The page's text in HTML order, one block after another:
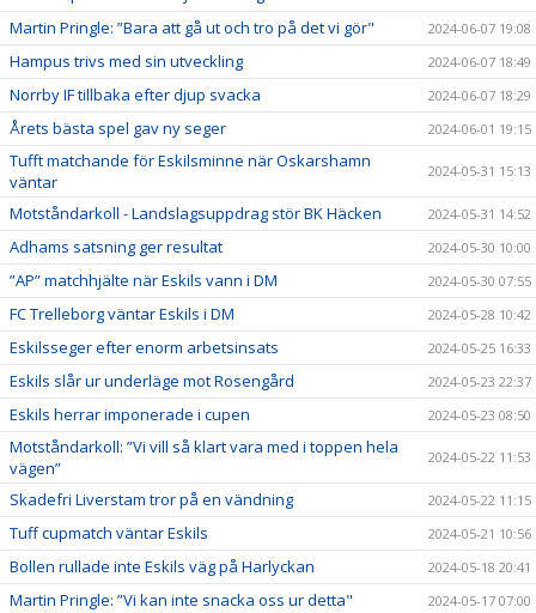
Martin Pringle: ”Bara att gå ut och tro på det vi gör" 2024-06-07 19:08
Hampus trivs med sin utveckling 2024-06-07 18:49
Norrby IF tillbaka efter djup svacka 2024-06-07 18:29
Årets bästa spel gav ny seger 2024-06-01 19:15
Tufft matchande för Eskilsminne när Oskarshamn
väntar
2024-05-31 15:13
Motståndarkoll - Landslagsuppdrag stör BK Häcken 2024-05-31 14:52
Adhams satsning ger resultat 2024-05-30 10:00
”AP” matchhjälte när Eskils vann i DM 2024-05-30 07:55
FC Trelleborg väntar Eskils i DM 2024-05-28 10:42
Eskilsseger efter enorm arbetsinsats 2024-05-25 16:33
Eskils slår ur underläge mot Rosengård 2024-05-23 22:37
Eskils herrar imponerade i cupen 2024-05-23 08:50
Motståndarkoll: ”Vi vill så klart vara med i toppen hela
vägen”
2024-05-22 11:53
Skadefri Liverstam tror på en vändning 2024-05-22 11:15
Tuff cupmatch väntar Eskils 2024-05-21 10:56
Bollen rullade inte Eskils väg på Harlyckan 2024-05-18 20:41
Martin Pringle: ”Vi kan inte snacka oss ur detta" 2024-05-17 07:00